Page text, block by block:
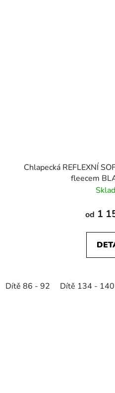
Chlapecká REFLEXNÍ
fleecem
od 1
Dítě 86 - 92 Dítě 134 - 140